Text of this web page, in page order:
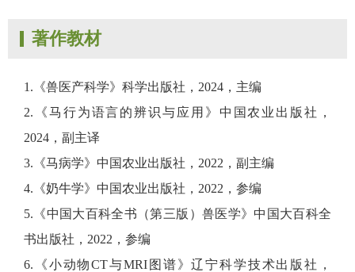
著作教材
1.《兽医产科学》科学出版社，2024，主编
2.《马行为语言的辨识与应用》中国农业出版社，
2024，副主译
3.《马病学》中国农业出版社，2022，副主编
4.《奶牛学》中国农业出版社，2022，参编
5.《中国大百科全书（第三版）兽医学》中国大百科全
书出版社，2022，参编
6.《小动物CT与MRI图谱》辽宁科学技术出版社，